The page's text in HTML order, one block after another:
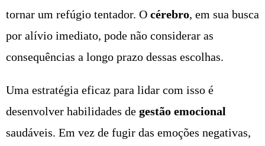
tornar um refúgio tentador. O cérebro, em sua busca
por alívio imediato, pode não considerar as
consequências a longo prazo dessas escolhas.
Uma estratégia eficaz para lidar com isso é
desenvolver habilidades de gestão emocional
saudáveis. Em vez de fugir das emoções negativas,